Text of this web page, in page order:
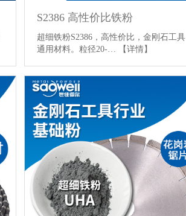
S2386 高性价比铁粉
超细铁粉S2386，高性价比，金刚石工具
通用材料。粒径20-…
【详情】